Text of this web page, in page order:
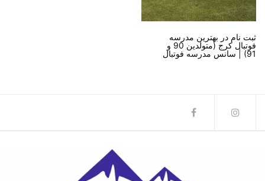
ثبت نام در بهترین مدرسه
فوتبال کرج (متولدین 90 و
91) | سانس مدرسه فوتبال